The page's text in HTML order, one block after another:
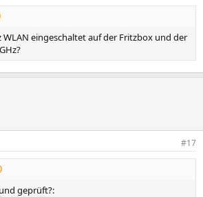
WLAN eingeschaltet auf der Fritzbox und der
#17
geprüft?: